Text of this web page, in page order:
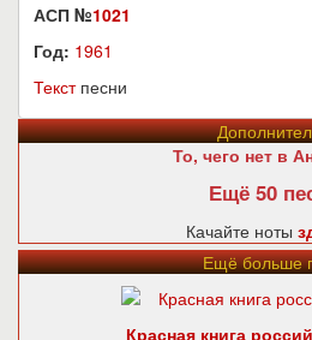
АСП №1021
Год: 1961
Текстпесни
То, чего нет в
Ещё 50
Качайте ноты
Ещё больше
Красная книга